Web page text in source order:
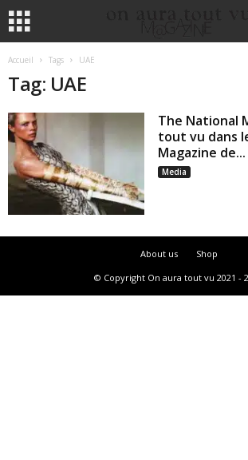
Accueil Tags UAE
Tag: UAE
The National
tout vu dans
Magazine de...
Media
About us
Shop
© Copyright On aura tout vu 2021 -